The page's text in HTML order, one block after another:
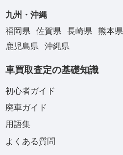
九州・沖縄
福岡県
佐賀県 長崎県 熊本県
鹿児島県
沖縄県
車買取査定の基礎知識
初心者ガイド
廃車ガイド
用語集
よくある質問